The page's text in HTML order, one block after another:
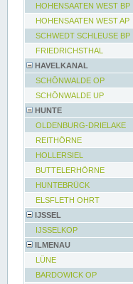
HOHENSAATEN WEST BP
HOHENSAATEN WEST AP
SCHWEDT SCHLEUSE BP
FRIEDRICHSTHAL
HAVELKANAL
SCHÖNWALDE OP
SCHÖNWALDE UP
HUNTE
OLDENBURG-DRIELAKE
REITHÖRNE
HOLLERSIEL
BUTTELERHÖRNE
HUNTEBRÜCK
ELSFLETH OHRT
IJSSEL
IJSSELKOP
ILMENAU
LÜNE
BARDOWICK OP